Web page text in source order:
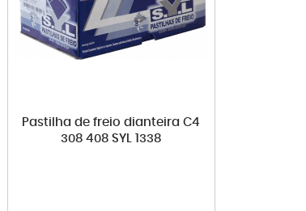
Pastilha de freio dianteira C4
308 408 SYL 1338